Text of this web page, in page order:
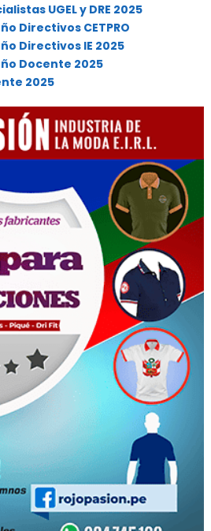
UGEL y DRE 2025
Directivos CETPRO
Directivos IE 2025
Docente 2025
2025